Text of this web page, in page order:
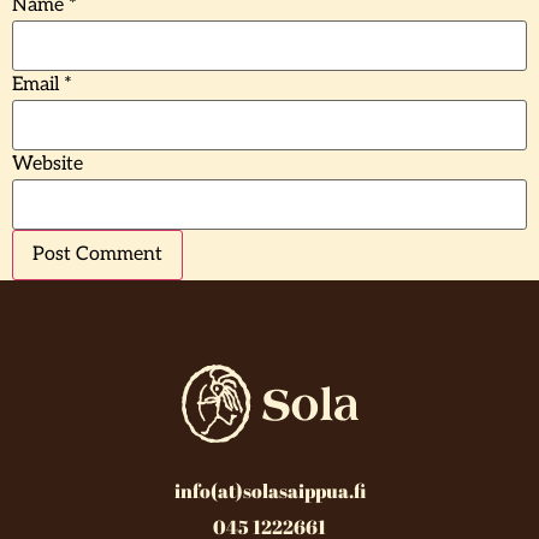
Name *
Email *
Website
info(at)solasaippua.fi
045 1222661